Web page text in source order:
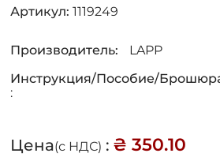
Артикул:1119249
Производитель:
LAPP
Инструкция/Пособие/
:
Цена(с НДС) : ₴ 350.10